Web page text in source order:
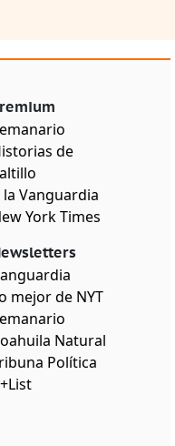
de
la Vanguardia
York Times
mejor de NYT
Natural
Política